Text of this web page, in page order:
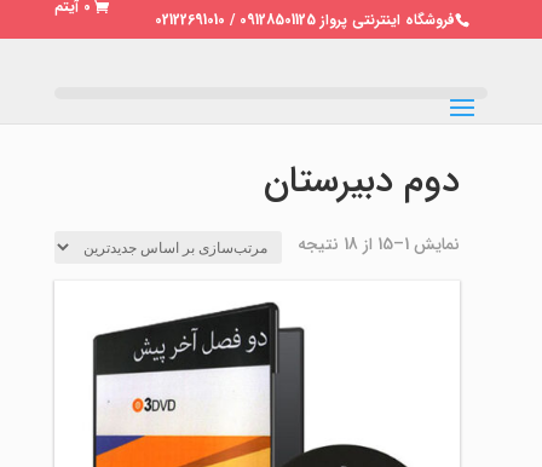
فروشگاه اینترنتی پرواز 09128501125 / 02122691010
0 آیتم
دوم دبیرستان
نمایش 1–15 از 18 نتیجه
مرتب‌سازی
اساس
جدیدترین